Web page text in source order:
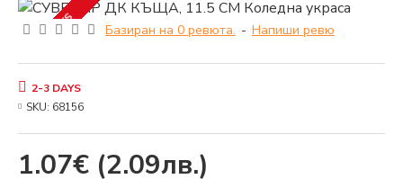
2-3 DAYS Базиран на 0 ревюта. - Напиши ревю
1.07€ (2.09лв.)
2-3 DAYS
SKU: 68156